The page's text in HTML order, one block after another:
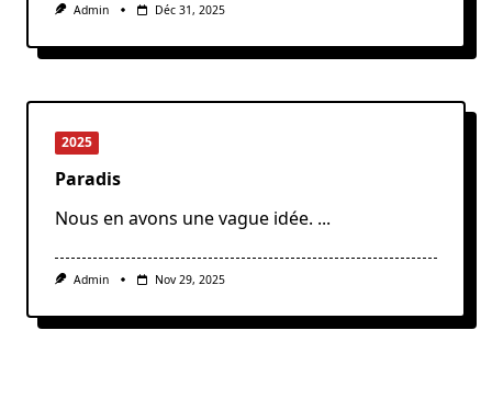
Admin Déc 31, 2025
2025
Paradis
Nous en avons une vague idée. ...
Admin Nov 29, 2025